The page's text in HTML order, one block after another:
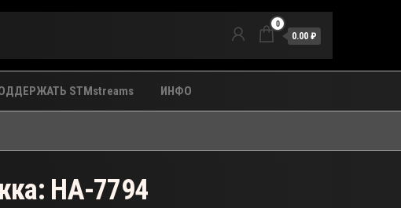
0
0.00 ₽
STMstreams ИНФО
HA-7794